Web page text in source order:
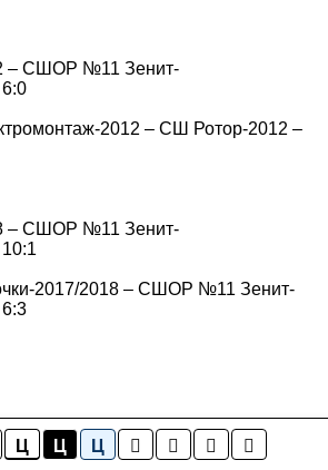
Ц Ц Ц
– СШОР №11 Зенит-
2012 – СШ Ротор-2012 –
– СШОР №11 Зенит-
2017/2018 – СШОР №11 Зенит-